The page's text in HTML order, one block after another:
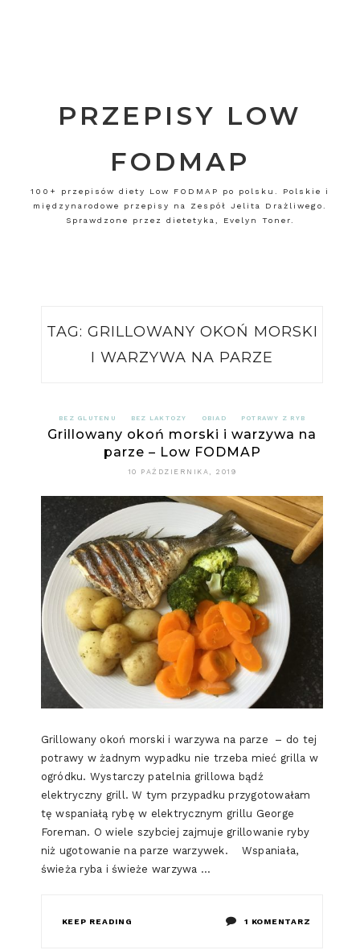
PRZEPISY LOW
FODMAP
100+ przepisów diety Low FODMAP po polsku. Polskie i
międzynarodowe przepisy na Zespół Jelita Drażliwego.
Sprawdzone przez dietetyka, Evelyn Toner.
TAG: GRILLOWANY OKOŃ MORSKI
I WARZYWA NA PARZE
BEZ GLUTENU BEZ LAKTOZY OBIAD POTRAWY Z RYB
Grillowany okoń morski i warzywa na
parze – Low FODMAP
10 PAŹDZIERNIKA, 2019
Grillowany okoń morski i warzywa na parze – do tej
potrawy w żadnym wypadku nie trzeba mieć grilla w
ogródku. Wystarczy patelnia grillowa bądź
elektryczny grill. W tym przypadku przygotowałam
tę wspaniałą rybę w elektrycznym grillu George
Foreman. O wiele szybciej zajmuje grillowanie ryby
niż ugotowanie na parze warzywek. Wspaniała,
świeża ryba i świeże warzywa …
KEEP READING 1 KOMENTARZ